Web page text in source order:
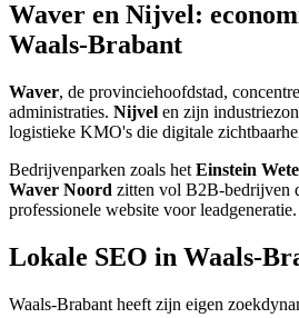
Waver en Nijvel:
Waals-Brabant
Waver, de provinciehoofdstad,
administraties. Nijvel en zijn
logistieke KMO's die digitale
Bedrijvenparken zoals het Einstein
Waver Noord zitten vol B2B-bedrijven
professionele website voor leadgeneratie.
Lokale SEO in Waals-
Waals-Brabant heeft zijn eigen